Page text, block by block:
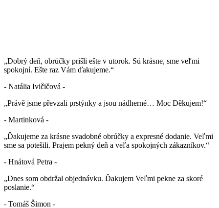
„Dobrý deň, obrúčky prišli ešte v utorok. Sú krásne, sme veľmi
spokojní. Ešte raz Vám ďakujeme.“
- Natália Ivičičová -
„Právě jsme převzali prstýnky a jsou nádherné… Moc Děkujem!“
- Martinková -
„Ďakujeme za krásne svadobné obrúčky a expresné dodanie. Veľmi
sme sa potešili. Prajem pekný deň a veľa spokojných zákazníkov.“
- Hnátová Petra -
„Dnes som obdržal objednávku. Ďakujem Veľmi pekne za skoré
poslanie.“
- Tomáš Šimon -